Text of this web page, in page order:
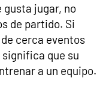
gusta jugar, no
de partido. Si
cerca eventos
que su
a un equipo.